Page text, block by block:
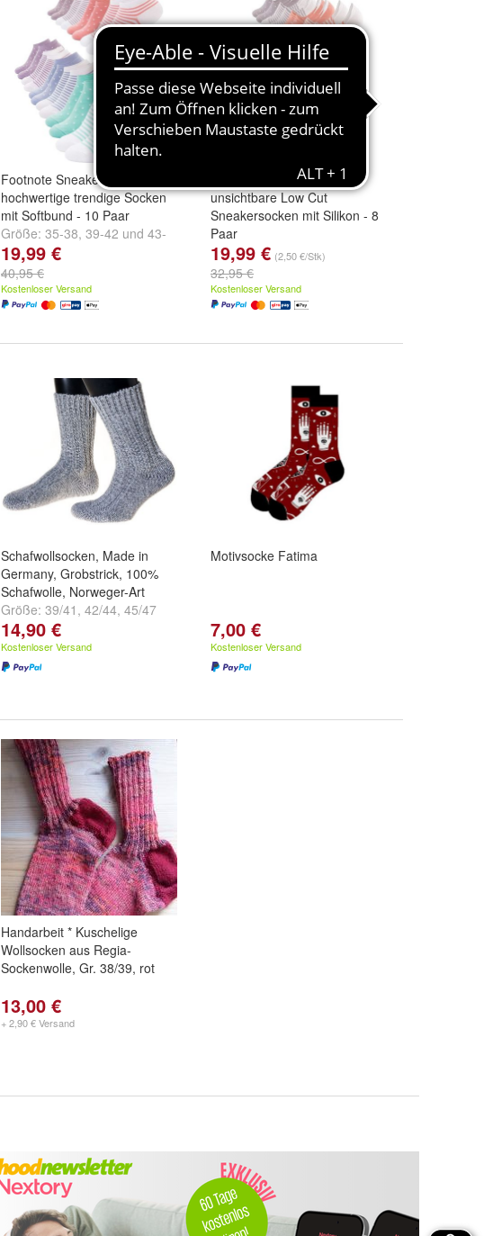
Footnote Sneakersocken -
hochwertige trendige Socken
mit Softbund - 10 Paar
Größe: 35-38, 39-42 und 43-
46
19,99 €
40,95 €
Kostenloser Versand
Footnote Füßlinge -
unsichtbare Low Cut
Sneakersocken mit Silikon - 8
Paar
Größe:35-38und39-42
19,99 € (2,50 €/Stk)
32,95 €
Kostenloser Versand
Schafwollsocken, Made in
Germany, Grobstrick, 100%
Schafwolle, Norweger-Art
Größe: 39/41 , 42/44, 45/47
und weitere ...
14,90 €
Kostenloser Versand
Motivsocke Fatima
7,00 €
Kostenloser Versand
Handarbeit * Kuschelige
Wollsocken aus Regia-
Sockenwolle, Gr. 38/39, rot
13,00 €
+ 2,90 € Versand